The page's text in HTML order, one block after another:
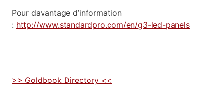
Pour davantage d’information
: http://www.standardpro.com/en/g3-led-panels
>> Goldbook Directory <<